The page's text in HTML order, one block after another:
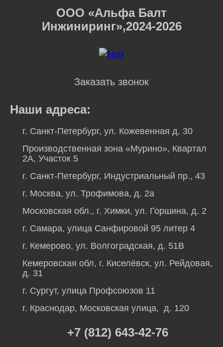
ООО «Альфа Балт
Инжиниринг»,2024-2026
Заказать звонок
Наши адреса:
г. Санкт-Петербург, ул. Кожевенная д. 30
Производственная зона «Мурино», Квартал
2А, Участок 5
г. Санкт-Петербург, Индустриальный пр., 43
г. Москва, ул. Трофимова, д. 2а
Московская обл., г. Химки, ул. Горшина, д. 2
г. Самара, улица Санфировой 95 литер 4
г. Кемерово, ул. Волгоградская, д. 51В
Кемеровская обл, г. Киселёвск, ул. Рейдовая,
д. 31
г. Сургут, улица Профсоюзов 11
г. Краснодар, Московская улица, д. 120
+7 (812) 643-42-76